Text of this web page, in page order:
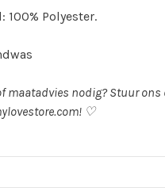
100% Polyester.
maatadvies nodig? Stuur
! ♡